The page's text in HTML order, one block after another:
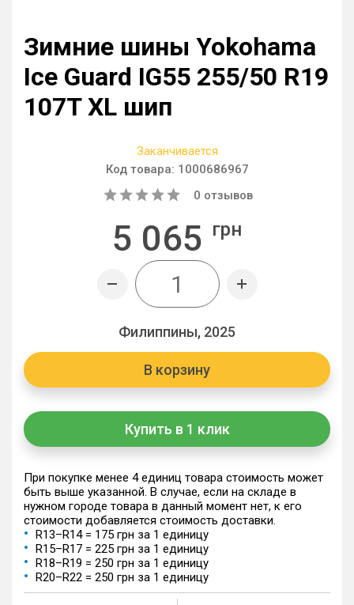
Зимние шины Yokohama
Ice Guard IG55 255/50 R19
107T XL шип
Заканчивается
Код товара: 1000686967
0 отзывов
5 065 грн
Филиппины, 2025
В корзину
Купить в 1 клик
При покупке менее 4 единиц товара стоимость может
быть выше указанной. В случае, если на складе в
нужном городе товара в данный момент нет, к его
стоимости добавляется стоимость доставки.
R13–R14 = 175 грн за 1 единицу
R15–R17 = 225 грн за 1 единицу
R18–R19 = 250 грн за 1 единицу
R20–R22 = 250 грн за 1 единицу